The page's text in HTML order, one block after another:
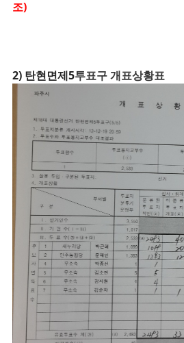
조)
2) 탄현면제5투표구 개표상황표